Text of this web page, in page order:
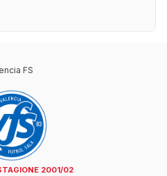
FS
2001/02